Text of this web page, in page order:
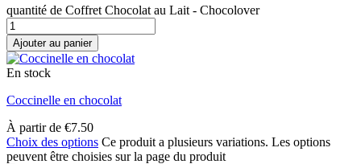
quantité de Coffret Chocolat au Lait - Chocolover
Ajouter au panier
En stock
Coccinelle en chocolat
À partir de €7.50
Choix des options Ce produit a plusieurs variations. Les options
peuvent être choisies sur la page du produit